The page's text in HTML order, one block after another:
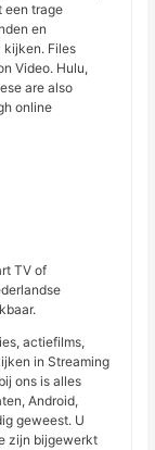
een trage
en
kijken. Files
Video. Hulu,
are also
online
TV of
actiefilms,
in Streaming
ons is alles
Android,
geweest. U
zijn bijgewerkt